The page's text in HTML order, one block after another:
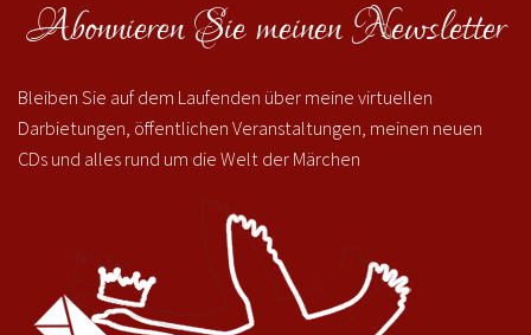
Abonnieren Sie meinen Newsletter
Bleiben Sie auf dem Laufenden über meine virtuellen
Darbietungen, öffentlichen Veranstaltungen, meinen neuen
CDs und alles rund um die Welt der Märchen